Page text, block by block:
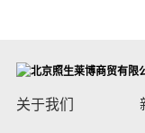
关于我们